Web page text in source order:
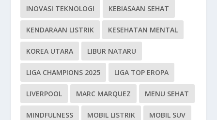
INOVASI TEKNOLOGI KEBIASAAN SEHAT
KENDARAAN LISTRIK KESEHATAN MENTAL
KOREA UTARA LIBUR NATARU
LIGA CHAMPIONS 2025 LIGA TOP EROPA
LIVERPOOL MARC MARQUEZ MENU SEHAT
MINDFULNESS MOBIL LISTRIK MOBIL SUV